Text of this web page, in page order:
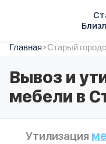
Услуги
Автопарк
Тарифы
Акции
Контакты
Главная>Старый
Вывоз и
мебели в
Утилизация